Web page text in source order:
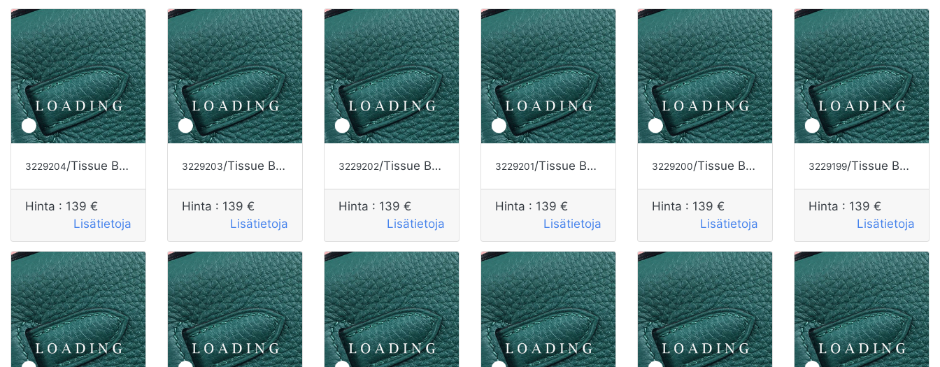
3229204/Tissue Box alkaen HERMES
Hinta : 139 €
Lisätietoja
3229203/Tissue Box alkaen HERMES
Hinta : 139 €
Lisätietoja
3229202/Tissue Box alkaen HERMES
Hinta : 139 €
Lisätietoja
3229201/Tissue Box alkaen HERMES
Hinta : 139 €
Lisätietoja
3229200/Tissue Box alkaen HERMES
Hinta : 139 €
Lisätietoja
3229199/Tissue Box alkaen HERMES
Hinta : 139 €
Lisätietoja